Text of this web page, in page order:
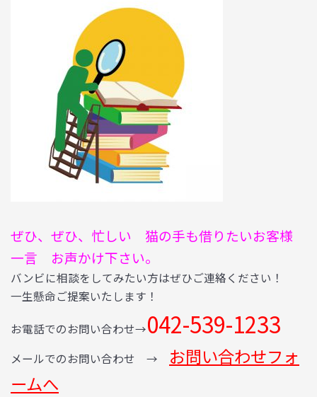
ぜひ、ぜひ、忙しい 猫の手も借りたいお客様
一言 お声かけ下さい。
バンビに相談をしてみたい方はぜひご連絡ください！
一生懸命ご提案いたします！
お電話でのお問い合わせ→042-539-1233
メールでのお問い合わせ → お問い合わせフォ
ームへ